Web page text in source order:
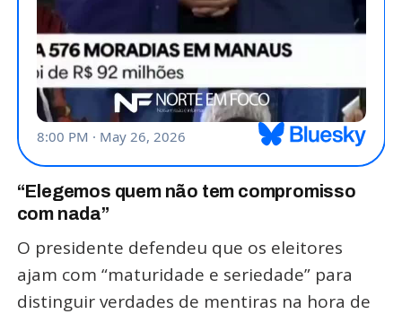
“Elegemos quem não tem compromisso
com nada”
O presidente defendeu que os eleitores
ajam com “maturidade e seriedade” para
distinguir verdades de mentiras na hora de